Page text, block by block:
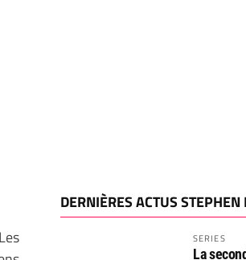
DERNIÈRES ACTUS STEPHEN
SERIES
La